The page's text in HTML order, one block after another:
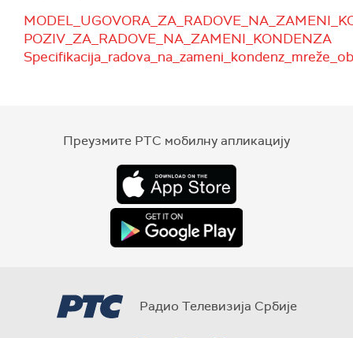
POZIV_ZA_RADOVE_NA_ZAMENI_KONDENZA
Преузмите РТС мобилну апликацију
Радио Телевизија Србије